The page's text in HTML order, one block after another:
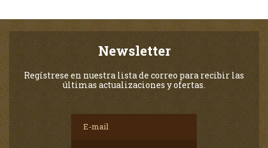
Newsletter
Regístrese en nuestra lista de correo para recibir las
últimas actualizaciones y ofertas.